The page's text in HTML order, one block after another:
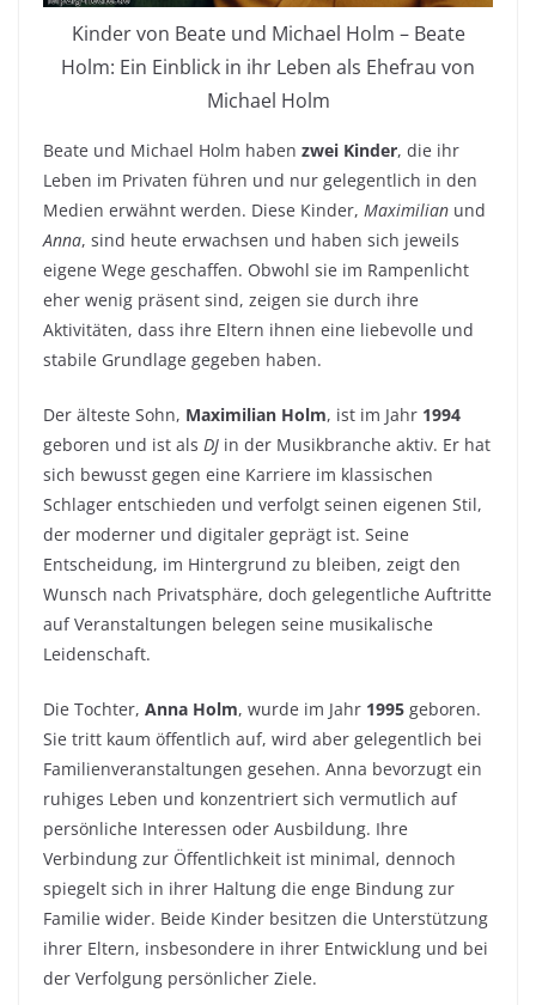
Kinder von Beate und Michael Holm – Beate
Holm: Ein Einblick in ihr Leben als Ehefrau von
Michael Holm
Beate und Michael Holm haben zwei Kinder, die ihr
Leben im Privaten führen und nur gelegentlich in den
Medien erwähnt werden. Diese Kinder, Maximilian und
Anna, sind heute erwachsen und haben sich jeweils
eigene Wege geschaffen. Obwohl sie im Rampenlicht
eher wenig präsent sind, zeigen sie durch ihre
Aktivitäten, dass ihre Eltern ihnen eine liebevolle und
stabile Grundlage gegeben haben.
Der älteste Sohn, Maximilian Holm, ist im Jahr 1994
geboren und ist als DJ in der Musikbranche aktiv. Er hat
sich bewusst gegen eine Karriere im klassischen
Schlager entschieden und verfolgt seinen eigenen Stil,
der moderner und digitaler geprägt ist. Seine
Entscheidung, im Hintergrund zu bleiben, zeigt den
Wunsch nach Privatsphäre, doch gelegentliche Auftritte
auf Veranstaltungen belegen seine musikalische
Leidenschaft.
Die Tochter, Anna Holm, wurde im Jahr 1995 geboren.
Sie tritt kaum öffentlich auf, wird aber gelegentlich bei
Familienveranstaltungen gesehen. Anna bevorzugt ein
ruhiges Leben und konzentriert sich vermutlich auf
persönliche Interessen oder Ausbildung. Ihre
Verbindung zur Öffentlichkeit ist minimal, dennoch
spiegelt sich in ihrer Haltung die enge Bindung zur
Familie wider. Beide Kinder besitzen die Unterstützung
ihrer Eltern, insbesondere in ihrer Entwicklung und bei
der Verfolgung persönlicher Ziele.